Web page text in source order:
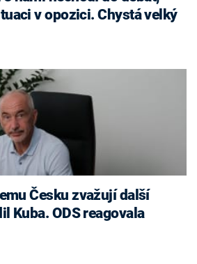
v opozici. Chystá velký
Kuba. ODS reagovala